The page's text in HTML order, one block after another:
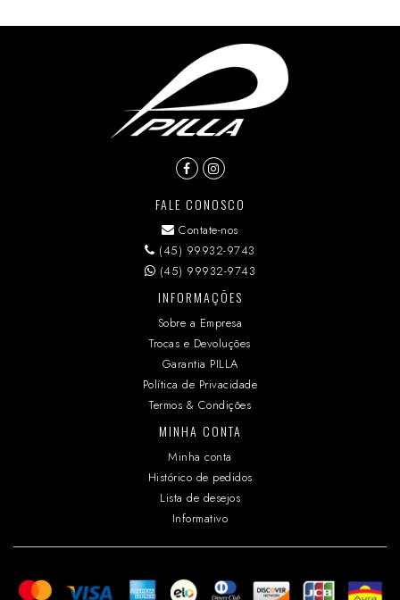
FALE CONOSCO
Contate-nos
(45) 99932-9743
(45) 99932-9743
INFORMAÇÕES
Sobre a Empresa
Trocas e Devoluções
Garantia PILLA
Política de Privacidade
Termos & Condições
MINHA CONTA
Minha conta
Histórico de pedidos
Lista de desejos
Informativo